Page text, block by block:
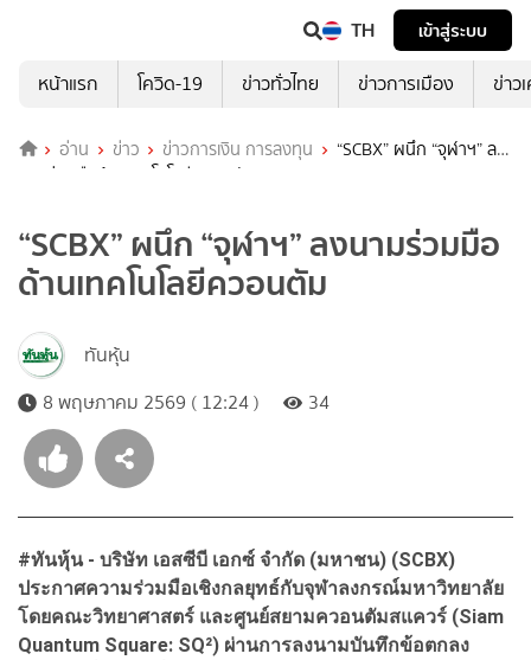
TH
เข้าสู่ระบบ
หน้าแรก
โควิด-19 ข่าวทั่วไทย ข่าวการเมือง ข่าว
อ่าน ข่าว ข่าวการเงิน การลงทุน
“SCBX” ผนึก “จุฬาฯ” ลง
นามร่วมมือด้านเทคโนโลยีควอนตัม
“SCBX” ผนึก “จุฬาฯ” ลงนามร่วมมือ
ด้านเทคโนโลยีควอนตัม
ทันหุ้น
8 พฤษภาคม 2569 ( 12:24 )
34
#ทันหุ้น - บริษัท เอสซีบี เอกซ์ จำกัด (มหาชน) (SCBX)
ประกาศความร่วมมือเชิงกลยุทธ์กับจุฬาลงกรณ์มหาวิทยาลัย
โดยคณะวิทยาศาสตร์ และศูนย์สยามควอนตัมสแควร์ (Siam
Quantum Square: SQ²) ผ่านการลงนามบันทึกข้อตกลง